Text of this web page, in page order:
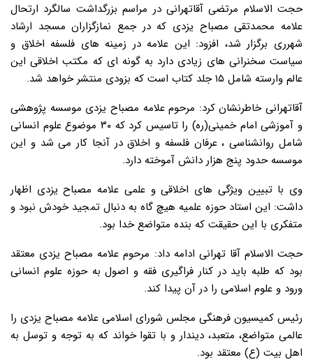
حجت الاسلام مرتضی آقاتهرانی در مراسم بزرگداشت سالگرد ارتحال
علامه محمدتقی مصباح یزدی که در جمع نمازگزاران مسجد ارشاد
شهرری برگزار شد، افزود: این علامه در زمینه های فلسفه اخلاق و
سیاست سخنرانی های زیادی دارد به گونه ای که مکتب اخلاقی این
عالم وارسته شامل ۱۵ جلد کتاب است که بزودی منتشر خواهد شد.
آقاتهرانی خاطرنشان کرد: مرحوم علامه مصباح یزدی موسسه پژوهشی
و آموزشی امام خمینی(ره) را تاسیس کرد که ۳۰ موضوع علوم انسانی
شامل روانشناسی ، عرفان فلسفه و اخلاق در آنجا کار می شد و این
موسسه حدود پنج هزار دانش آموخته دارد.
وی با تبیین ویژگی های اخلاقی و علمی علامه مصباح یزدی اظهار
داشت: این استاد حوزه علمیه هیچ گاه به دنبال تمجید خودش نبود و
متفکری با این حقیقت که بنده متواضع خدا بود.
حجت الاسلام آقا تهرانی ادامه داد: مرحوم علامه مصباح یزدی معتقد
بود که طلبه باید در کنار فراگیری فقه و اصول به حوزه علوم انسانی
ورود و علوم اسلامی را در آن پیدا کند.
رئیس کمیسیون فرهنگی مجلس شورای اسلامی علامه مصباح یزدی را
عالمی متواضع، متعبد، دیندار و با تقوا خواند که به توجه و توسل به
اهل بیت (ع) معتقد بود.